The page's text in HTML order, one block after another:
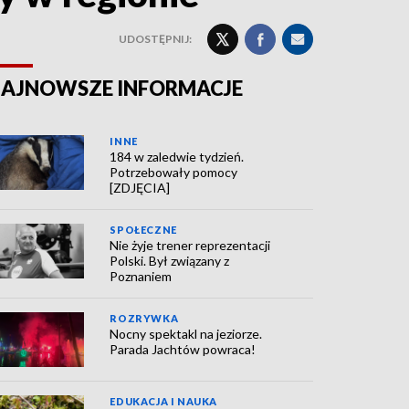
UDOSTĘPNIJ:
INFORMACJE
INNE
184 w zaledwie tydzień.
Potrzebowały pomocy
[ZDJĘCIA]
SPOŁECZNE
Nie żyje trener reprezentacji
Polski. Był związany z
Poznaniem
ROZRYWKA
Nocny spektakl na jeziorze.
Parada Jachtów powraca!
EDUKACJA I NAUKA